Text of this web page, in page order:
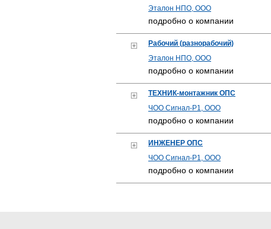
Эталон НПО, ООО
подробно о компании
Рабочий (разнорабочий)
Эталон НПО, ООО
подробно о компании
ТЕХНИК-монтажник ОПС
ЧОО Сигнал-Р1, ООО
подробно о компании
ИНЖЕНЕР ОПС
ЧОО Сигнал-Р1, ООО
подробно о компании